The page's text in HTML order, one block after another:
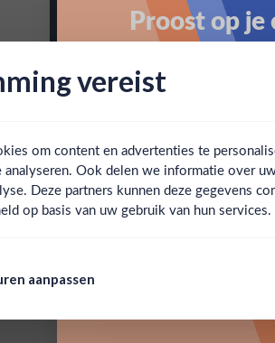
Ben jij 18
vereist
om content en advertenties te
Ook delen we informatie over
Deze partners kunnen deze gegevens
op basis van uw gebruik van hun services.
aanpassen
Proost op
Claim